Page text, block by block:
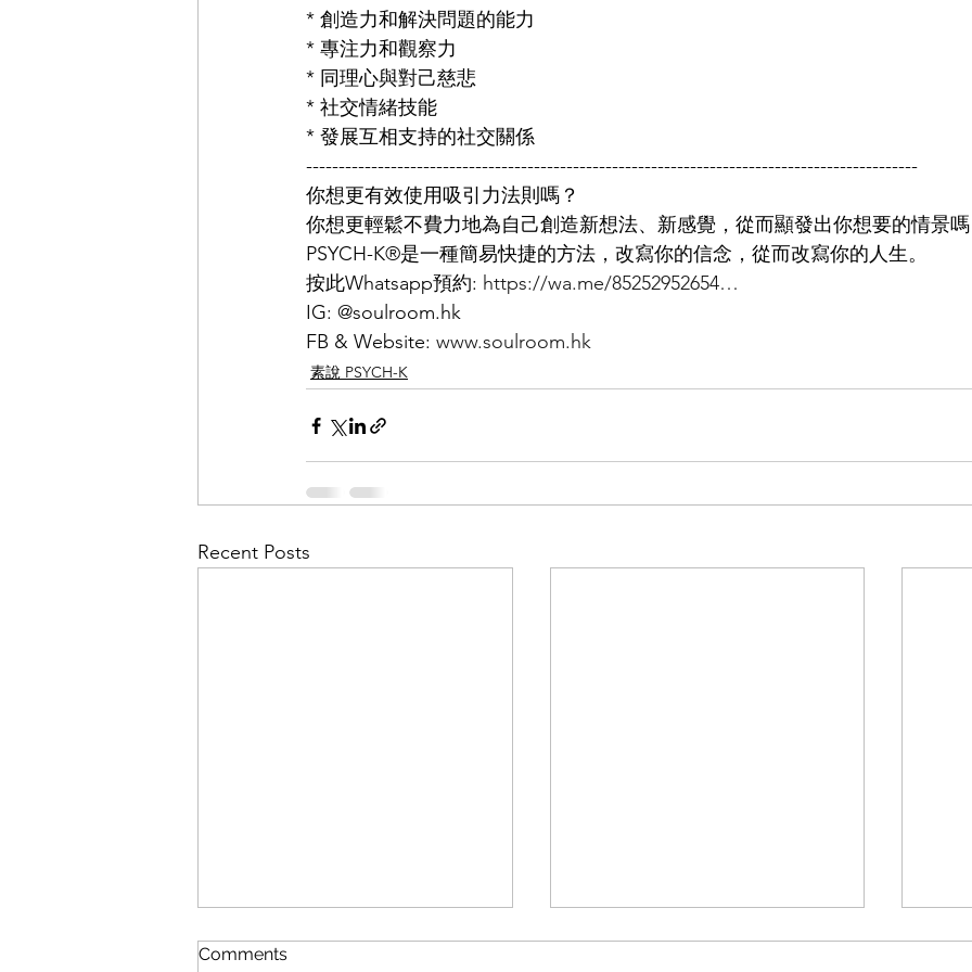
* 創造力和解決問題的能力
* 專注力和觀察力
* 同理心與對己慈悲
* 社交情緒技能
* 發展互相支持的社交關係
----------------------------------------------------------------------------------------------
你想更有效使用吸引力法則嗎？
你想更輕鬆不費力地為自己創造新想法、新感覺，從而顯發出你想要的情景
PSYCH-K®️是一種簡易快捷的方法，改寫你的信念，從而改寫你的人生。
按此Whatsapp預約: https://wa.me/85252952654…
IG: @soulroom.hk
FB & Website: www.soulroom.hk
素說 PSYCH-K
Recent Posts
Comments